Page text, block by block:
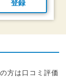
登録
方は口コミ評価